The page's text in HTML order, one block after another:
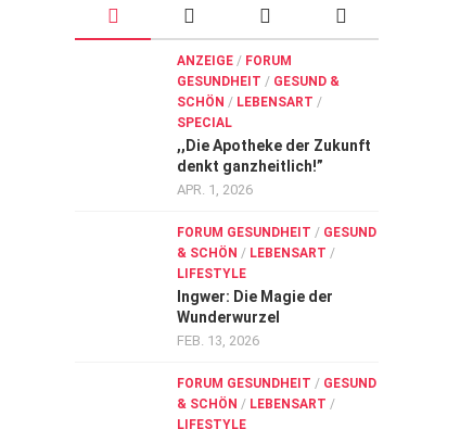
ANZEIGE / FORUM
GESUNDHEIT / GESUND &
SCHÖN / LEBENSART /
SPECIAL
,,Die Apotheke der Zukunft
denkt ganzheitlich!”
APR. 1, 2026
FORUM GESUNDHEIT / GESUND
& SCHÖN / LEBENSART /
LIFESTYLE
Ingwer: Die Magie der
Wunderwurzel
FEB. 13, 2026
FORUM GESUNDHEIT / GESUND
& SCHÖN / LEBENSART /
LIFESTYLE